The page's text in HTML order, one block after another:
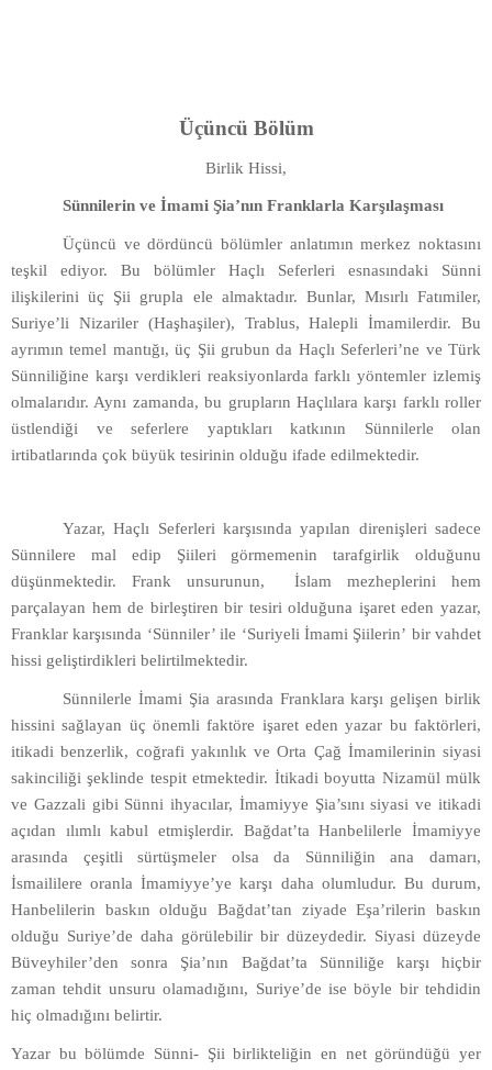
Üçüncü Bölüm
Birlik Hissi,
Sünnilerin ve İmami Şia’nın Franklarla Karşılaşması
Üçüncü ve dördüncü bölümler anlatımın merkez noktasını
teşkil ediyor. Bu bölümler Haçlı Seferleri esnasındaki Sünni
ilişkilerini üç Şii grupla ele almaktadır. Bunlar, Mısırlı Fatımiler,
Suriye’li Nizariler (Haşhaşiler), Trablus, Halepli İmamilerdir. Bu
ayrımın temel mantığı, üç Şii grubun da Haçlı Seferleri’ne ve Türk
Sünniliğine karşı verdikleri reaksiyonlarda farklı yöntemler izlemiş
olmalarıdır. Aynı zamanda, bu grupların Haçlılara karşı farklı roller
üstlendiği ve seferlere yaptıkları katkının Sünnilerle olan
irtibatlarında çok büyük tesirinin olduğu ifade edilmektedir.
Yazar, Haçlı Seferleri karşısında yapılan direnişleri sadece
Sünnilere mal edip Şiileri görmemenin tarafgirlik olduğunu
düşünmektedir. Frank unsurunun, İslam mezheplerini hem
parçalayan hem de birleştiren bir tesiri olduğuna işaret eden yazar,
Franklar karşısında ‘Sünniler’ ile ‘Suriyeli İmami Şiilerin’ bir vahdet
hissi geliştirdikleri belirtilmektedir.
Sünnilerle İmami Şia arasında Franklara karşı gelişen birlik
hissini sağlayan üç önemli faktöre işaret eden yazar bu faktörleri,
itikadi benzerlik, coğrafi yakınlık ve Orta Çağ İmamilerinin siyasi
sakinciliği şeklinde tespit etmektedir. İtikadi boyutta Nizamül mülk
ve Gazzali gibi Sünni ihyacılar, İmamiyye Şia’sını siyasi ve itikadi
açıdan ılımlı kabul etmişlerdir. Bağdat’ta Hanbelilerle İmamiyye
arasında çeşitli sürtüşmeler olsa da Sünniliğin ana damarı,
İsmaililere oranla İmamiyye’ye karşı daha olumludur. Bu durum,
Hanbelilerin baskın olduğu Bağdat’tan ziyade Eşa’rilerin baskın
olduğu Suriye’de daha görülebilir bir düzeydedir. Siyasi düzeyde
Büveyhiler’den sonra Şia’nın Bağdat’ta Sünniliğe karşı hiçbir
zaman tehdit unsuru olamadığını, Suriye’de ise böyle bir tehdidin
hiç olmadığını belirtir.
Yazar bu bölümde Sünni- Şii birlikteliğin en net göründüğü yer